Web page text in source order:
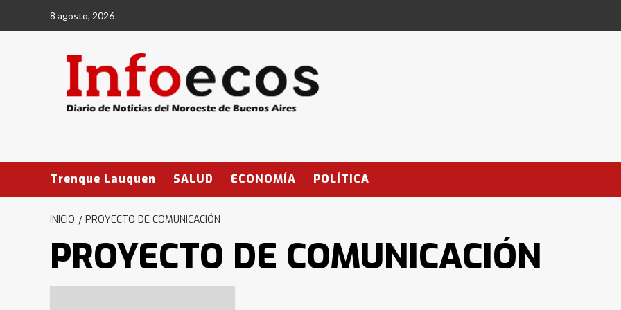
8 agosto, 2026
Trenque Lauquen SALUD ECONOMÍA POLÍTICA
INICIO PROYECTO DE COMUNICACIÓN
PROYECTO DE COMUNICACIÓN